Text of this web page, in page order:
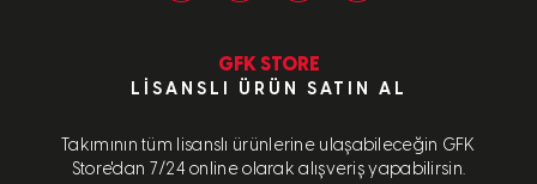
GFK STORE
LISANSLI ÜRÜN SATIN AL
Takımının tüm lisanslı ürünlerine ulaşabileceğin GFK
Store'dan 7/24 online olarak alışveriş yapabilirsin.